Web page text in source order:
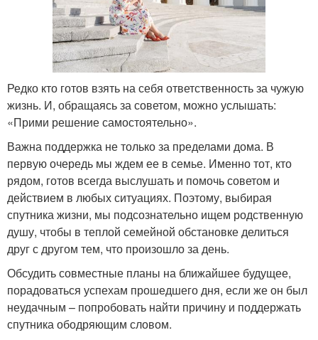
Редко кто готов взять на себя ответственность за чужую
жизнь. И, обращаясь за советом, можно услышать:
«Прими решение самостоятельно».
Важна поддержка не только за пределами дома. В
первую очередь мы ждем ее в семье. Именно тот, кто
рядом, готов всегда выслушать и помочь советом и
действием в любых ситуациях. Поэтому, выбирая
спутника жизни, мы подсознательно ищем родственную
душу, чтобы в теплой семейной обстановке делиться
друг с другом тем, что произошло за день.
Обсудить совместные планы на ближайшее будущее,
порадоваться успехам прошедшего дня, если же он был
неудачным – попробовать найти причину и поддержать
спутника ободряющим словом.